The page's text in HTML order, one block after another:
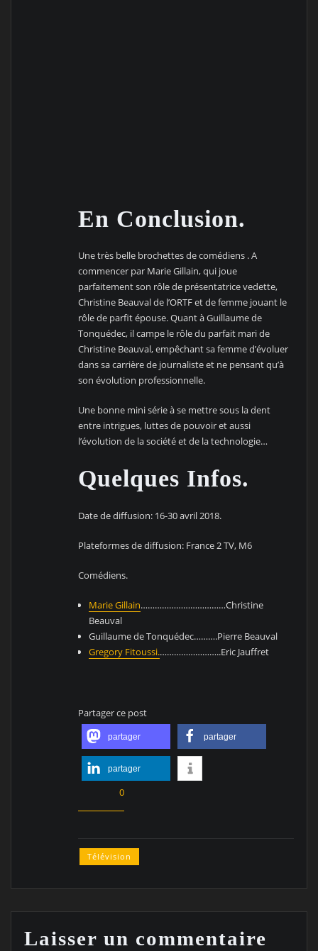
En Conclusion.
Une très belle brochettes de comédiens . A
commencer par Marie Gillain, qui joue
parfaitement son rôle de présentatrice vedette,
Christine Beauval de l’ORTF et de femme jouant le
rôle de parfit épouse. Quant à Guillaume de
Tonquédec, il campe le rôle du parfait mari de
Christine Beauval, empêchant sa femme d’évoluer
dans sa carrière de journaliste et ne pensant qu’à
son évolution professionnelle.
Une bonne mini série à se mettre sous la dent
entre intrigues, luttes de pouvoir et aussi
l’évolution de la société et de la technologie…
Quelques Infos.
Date de diffusion: 16-30 avril 2018.
Plateformes de diffusion: France 2 TV, M6
Comédiens.
Marie Gillain………………………………Christine
Beauval
Guillaume de Tonquédec……….Pierre Beauval
Gregory Fitoussi.……………………..Eric Jauffret
Partager ce post
partager partager
partager
0
Télévision
Laisser un commentaire